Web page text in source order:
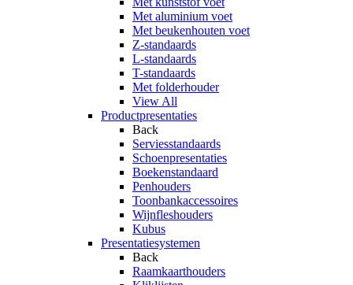
Met aluminium voet
Met beukenhouten voet
Z-standaards
L-standaards
T-standaards
Met folderhouder
View All
Productpresentaties
Back
Serviesstandaards
Schoenpresentaties
Boekenstandaard
Penhouders
Toonbankaccessoires
Wijnfleshouders
Kubus
Presentatiesystemen
Back
Raamkaarthouders